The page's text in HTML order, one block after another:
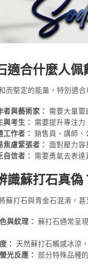
適合什麼人佩
而堅定的能量，特別適合
者與藝術家： 需要大量靈
與考生： 需要提升專注力
工作者： 銷售員、講師、
焦慮緊張者： 面對壓力容
自信者： 需要勇氣去表達
識蘇打石真
蘇打石與青金石混淆，
與紋理： 蘇打石通常呈
： 天然蘇打石觸感冰涼
光反應： 部分特殊品種